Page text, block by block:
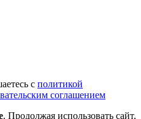
с политикой
соглашением
. Продолжая использовать сайт,